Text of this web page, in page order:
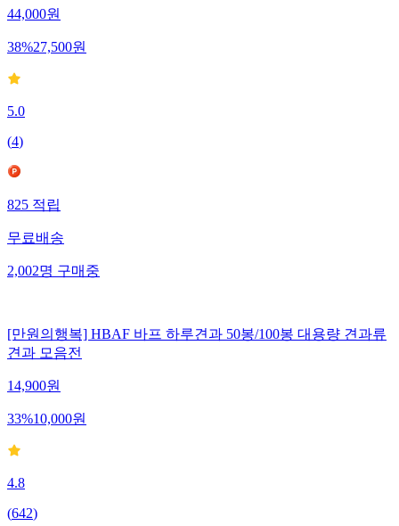
44,000원
38%27,500원
5.0
(4)
825적립
무료배송
2,002명구매중
[만원의행복] HBAF 바프 하루견과 50봉/100봉 대용량 견과류
견과 모음전
14,900원
33%10,000원
4.8
(642)